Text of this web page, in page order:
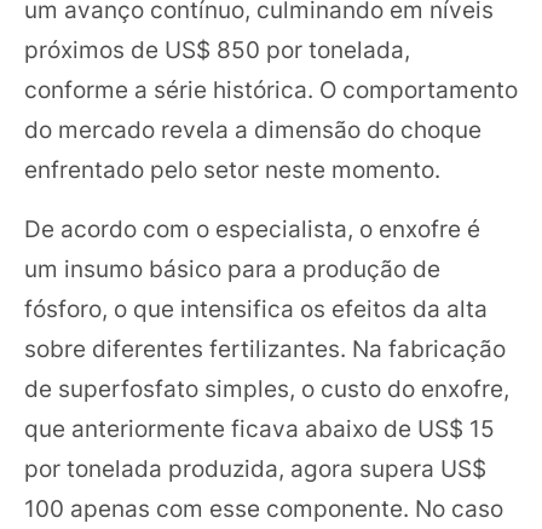
um avanço contínuo, culminando em níveis
próximos de US$ 850 por tonelada,
conforme a série histórica. O comportamento
do mercado revela a dimensão do choque
enfrentado pelo setor neste momento.
De acordo com o especialista, o enxofre é
um insumo básico para a produção de
fósforo, o que intensifica os efeitos da alta
sobre diferentes fertilizantes. Na fabricação
de superfosfato simples, o custo do enxofre,
que anteriormente ficava abaixo de US$ 15
por tonelada produzida, agora supera US$
100 apenas com esse componente. No caso